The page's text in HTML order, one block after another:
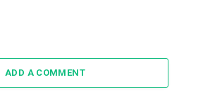
ADD A COMMENT